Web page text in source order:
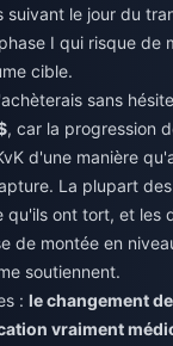
suivant le jour du
I qui risque de
cible.
sans
, car la progression
d'une manière
La plupart
qu'ils ont tort, et les
de montée en
soutiennent.
: le changement
vraiment